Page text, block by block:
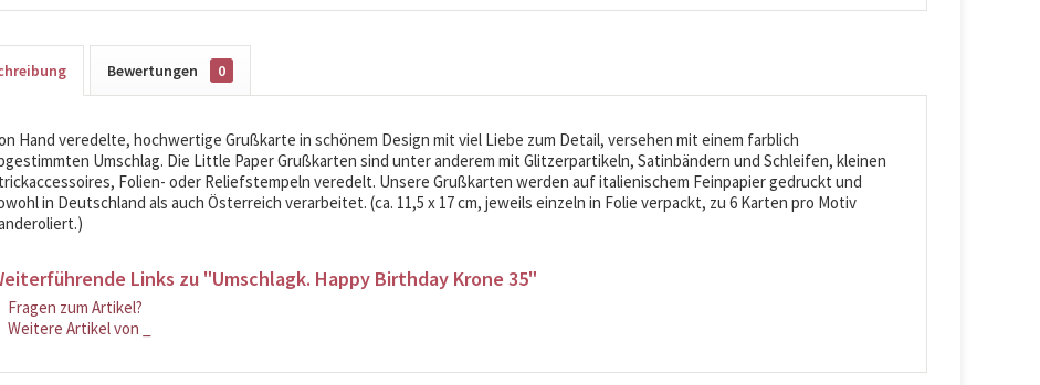
Bewertungen 0
Hand veredelte, hochwertige Grußkarte in schönem Design mit viel Liebe zum Detail, versehen mit einem farblich
Umschlag. Die Little Paper Grußkarten sind unter anderem mit Glitzerpartikeln, Satinbändern und Schleifen, kleinen
Folien- oder Reliefstempeln veredelt. Unsere Grußkarten werden auf italienischem Feinpapier gedruckt und
in Deutschland als auch Österreich verarbeitet. (ca. 11,5 x 17 cm, jeweils einzeln in Folie verpackt, zu 6 Karten pro Motiv
Links zu "Umschlagk. Happy Birthday Krone 35"
Fragen zum Artikel?
Weitere Artikel von _